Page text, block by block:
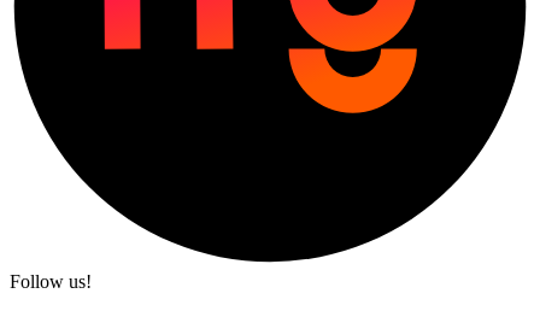
Follow us!